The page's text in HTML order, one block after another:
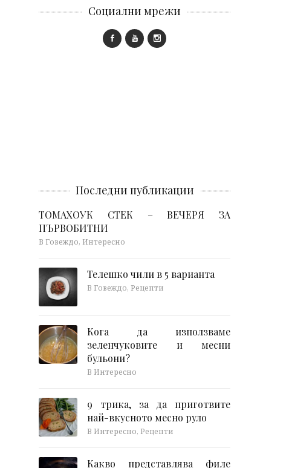
Социални мрежи
Последни публикации
ТОМАХОУК СТЕК – ВЕЧЕРЯ ЗА
ПЪРВОБИТНИ
В Говеждо, Интересно
Телешко чили в 5 варианта
В Говеждо, Рецепти
Кога да използваме
зеленчуковите и месни
бульони?
В Интересно
9 трика, за да приготвите
най-вкусното месно руло
В Интересно, Рецепти
Какво представлява филе